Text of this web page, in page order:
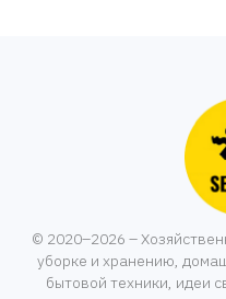
© 2020–2026 –
уборке и хранению,
бытовой техники, идеи